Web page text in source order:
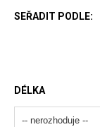
SEŘADIT PODLE:
DÉLKA